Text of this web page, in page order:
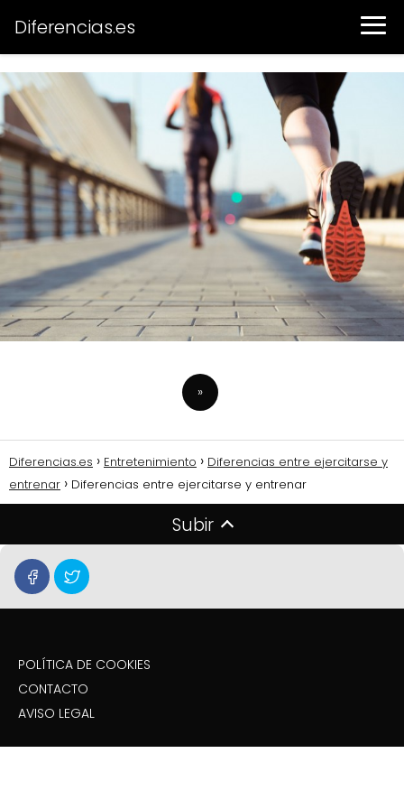
Diferencias.es
»
Diferencias.es Entretenimiento
Diferencias entre ejercitarse y
entrenar
Diferencias entre ejercitarse y entrenar
Subir
POLÍTICA DE COOKIES
CONTACTO
AVISO LEGAL